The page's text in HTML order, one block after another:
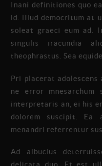
Inani definitiones quo
id. Illud democritum at
soleat graeci eum ad.
singulis iracundia
theophrastus. Sea
Pri placerat adolescens
ne error mnesarchum
interpretaris an, ei his
dolorem suscipit. Ea
menandri referrentur
Ad albucius